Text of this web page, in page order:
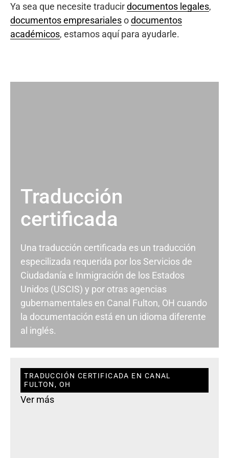
Ya sea que necesite traducirdocumentos legales,
documentos empresarialesodocumentos
académicos, estamos aquí para ayudarle.
Traducción
certificada
Una traducción certificada es un traducción
especilizada requerida por los Servicios de
Ciudadanía e Inmigración de los Estados
Unidos (USCIS) y por otras agencias
gubernamentales en Canal Fulton, OH cuando
la documentación está en un idioma diferente
al inglés.
TRADUCCIÓN CERTIFICADA EN CANAL
FULTON, OH
Ver más